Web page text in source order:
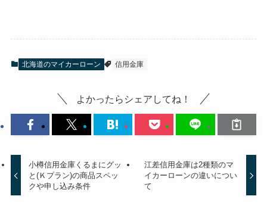
北海道のマイカーローン 信用金庫
よかったらシェアしてね！
小樽信用金庫くるまにグッ
と(Ｋプラン)の商品スペッ
クや申し込み条件
江差信用金庫は2種類のマ
イカーローンの違いについ
て